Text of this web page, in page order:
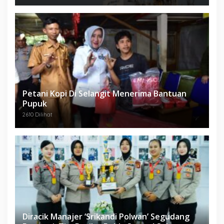
Petani Kopi Di Selangit Menerima Bantuan
Pupuk
2610 Dilihat
Diracik Manajer ‘Srikandi Polwan’ Segudang